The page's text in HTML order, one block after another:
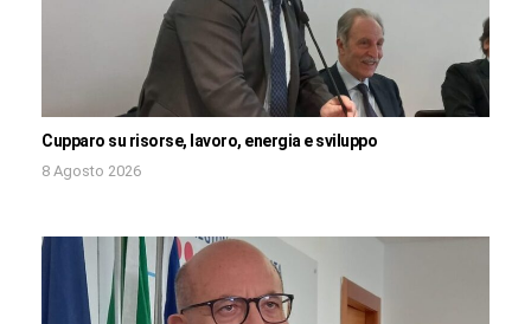
Cupparo su risorse, lavoro, energia e sviluppo
8 Agosto 2026